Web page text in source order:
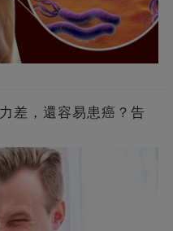
差，還容易患癌？告